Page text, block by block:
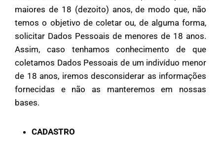
maiores de 18 (dezoito) anos, de modo que, não
temos o objetivo de coletar ou, de alguma forma,
solicitar Dados Pessoais de menores de 18 anos.
Assim, caso tenhamos conhecimento de que
coletamos Dados Pessoais de um indivíduo menor
de 18 anos, iremos desconsiderar as informações
fornecidas e não as manteremos em nossas
bases.
CADASTRO